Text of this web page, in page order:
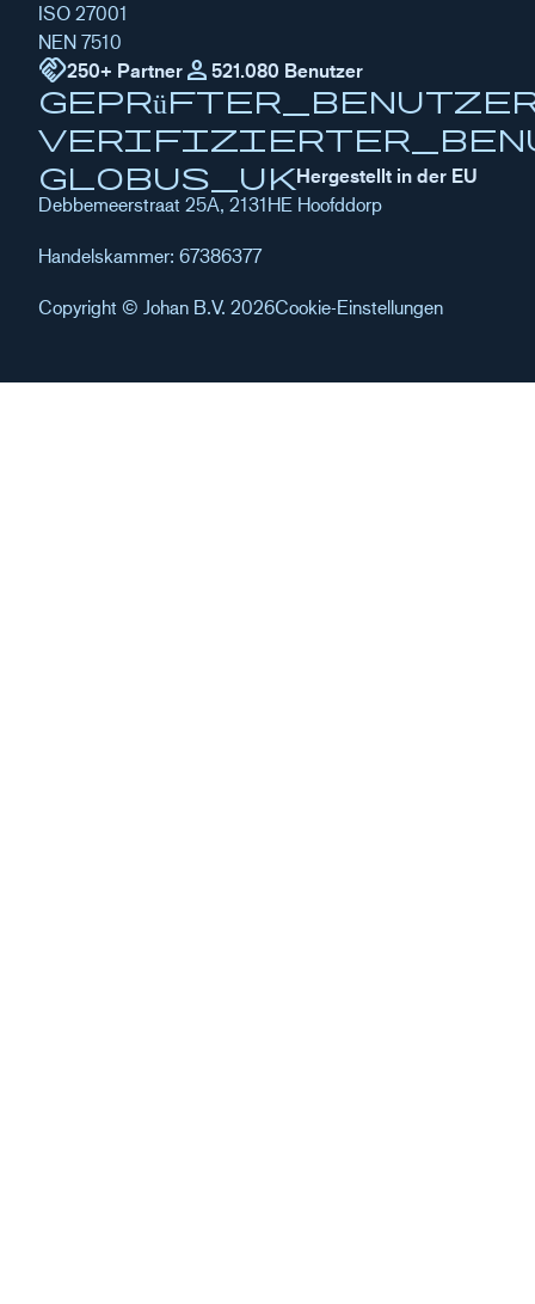
ISO 27001
NEN 7510
handshake250+ Partner Person 521.080 Benutzer
globus_ukHergestellt in der EU
Debbemeerstraat 25A, 2131HE Hoofddorp
Handelskammer: 67386377
Copyright © Johan B.V. 2026Cookie-Einstellungen